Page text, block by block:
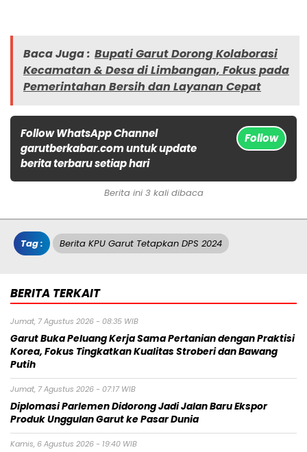
Baca Juga : Bupati Garut Dorong Kolaborasi
Kecamatan & Desa di Limbangan, Fokus pada
Pemerintahan Bersih dan Layanan Cepat
Follow WhatsApp Channel
garutberkabar.com untuk update
berita terbaru setiap hari
Follow
Berita ini 3 kali dibaca
Tag : Berita KPU Garut Tetapkan DPS 2024
BERITA TERKAIT
Jumat, 7 Agustus 2026 - 08:35 WIB
Garut Buka Peluang Kerja Sama Pertanian dengan Praktisi
Korea, Fokus Tingkatkan Kualitas Stroberi dan Bawang
Putih
Jumat, 7 Agustus 2026 - 07:17 WIB
Diplomasi Parlemen Didorong Jadi Jalan Baru Ekspor
Produk Unggulan Garut ke Pasar Dunia
Kamis, 6 Agustus 2026 - 19:40 WIB